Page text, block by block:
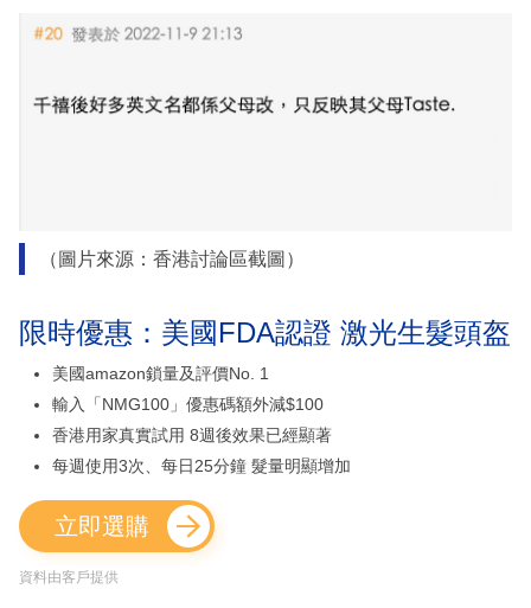
（圖片來源：香港討論區截圖）
限時優惠：美國FDA認證 激光生髮頭盔
美國amazon鎖量及評價No. 1
輸入「NMG100」優惠碼額外減$100
香港用家真實試用 8週後效果已經顯著
每週使用3次、每日25分鐘 髮量明顯增加
立即選購
資料由客戶提供